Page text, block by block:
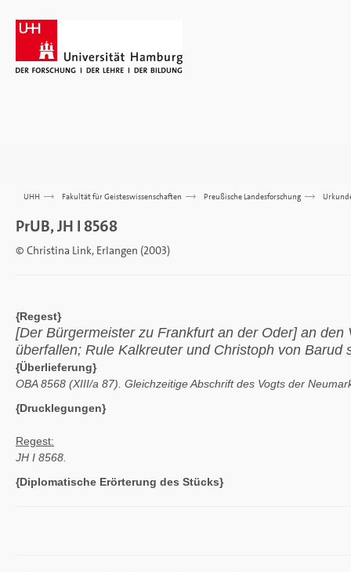
UHH >>> Fakultät für Geisteswissenschaften >>> Preußische Landesforschung >>>
PrUB, JH I 8568
© Christina Link, Erlangen (2003)
{Regest}
[Der Bürgermeister zu Frankfurt an der Oder] an
überfallen; Rule Kalkreuter und Christoph von
{Überlieferung}
OBA 8568 (XIII/a 87). Gleichzeitige Abschrift des Vogts der
{Drucklegungen}
Regest:
JH I 8568.
{Diplomatische Erörterung des Stücks}